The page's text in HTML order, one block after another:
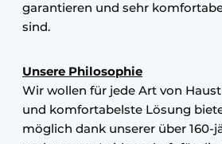
garantieren und sehr
sind.
Unsere Philosophie
Wir wollen für jede Art von
und komfortabelste Lösung
möglich dank unserer über 160-